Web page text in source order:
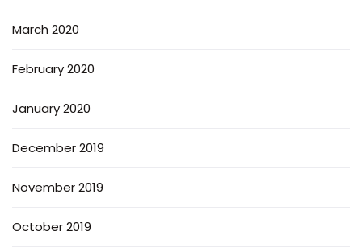
March 2020
February 2020
January 2020
December 2019
November 2019
October 2019